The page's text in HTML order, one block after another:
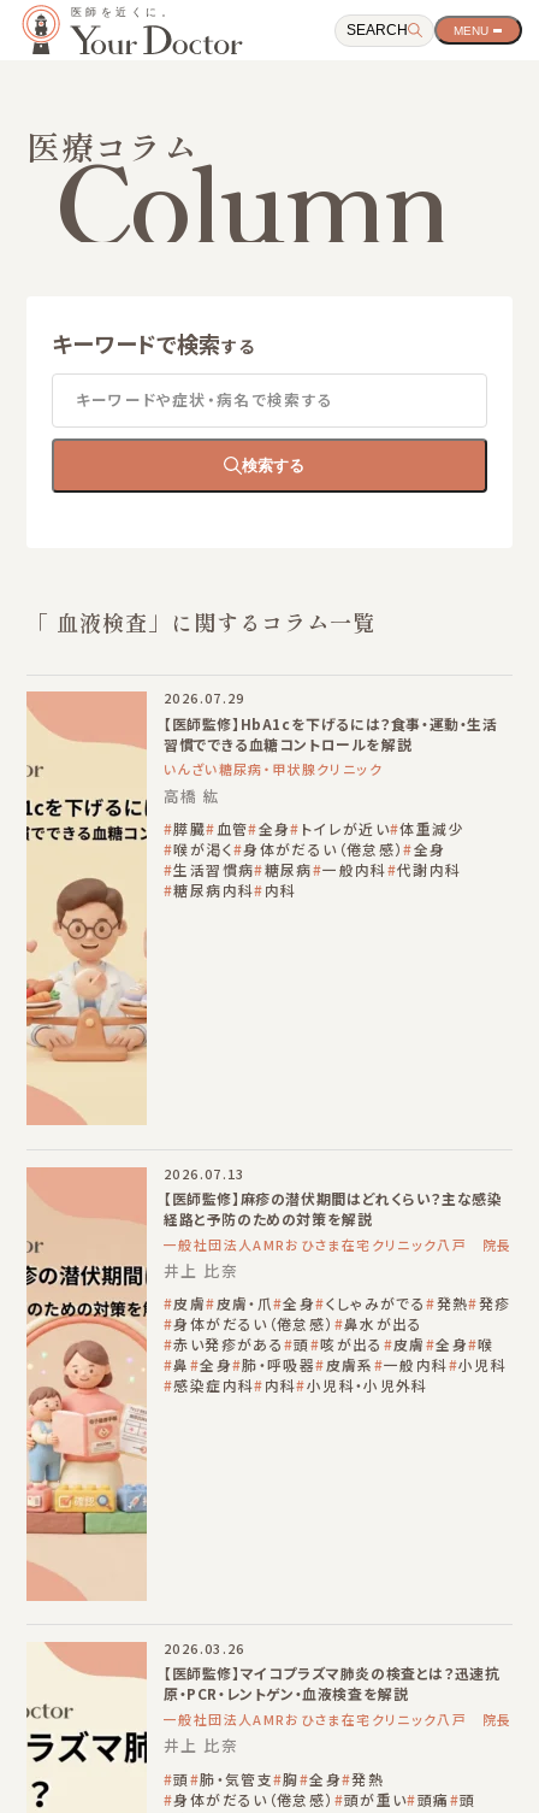
SEARCH
サ
Column
医療コラム
キーワードで検索する
キーワードや症状・病名で検索する
検索する
「 血液検査」に関するコラム一覧
2026.07.29
【医師監修】HbA1cを下げるには？食事・運動・生活
習慣でできる血糖コントロールを解説
いんざい糖尿病・甲状腺クリニック
高橋 紘
膵臓 血管 全身 トイレが近い 体重減少
喉が渇く
身体がだるい（倦怠感） 全身
生活習慣病 糖尿病 一般内科 代謝内科
糖尿病内科 内科
2026.07.13
【医師監修】麻疹の潜伏期間はどれくらい？主な感染
経路と予防のための対策を解説
一般社団法人AMRおひさま在宅クリニック八戸 院長
井上 比奈
皮膚 皮膚・爪 全身 くしゃみがでる 発熱 発疹
身体がだるい（倦怠感）
鼻水が出る
赤い発疹がある 頭 咳が出る 皮膚 全身
喉
鼻
全身 肺・呼吸器 皮膚系 一般内科 小児科
感染症内科 内科 小児科・小児外科
2026.03.26
【医師監修】マイコプラズマ肺炎の検査とは？迅速抗
原・PCR・レントゲン・血液検査を解説
一般社団法人AMRおひさま在宅クリニック八戸 院長
井上 比奈
頭 肺・気管支 胸 全身
発熱
身体がだるい（倦怠感）
頭が重い 頭痛 頭